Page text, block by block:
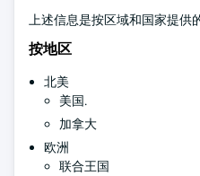
上述信息是按区域和国家提供
按地区
北美
美国.
加拿大
欧洲
联合王国